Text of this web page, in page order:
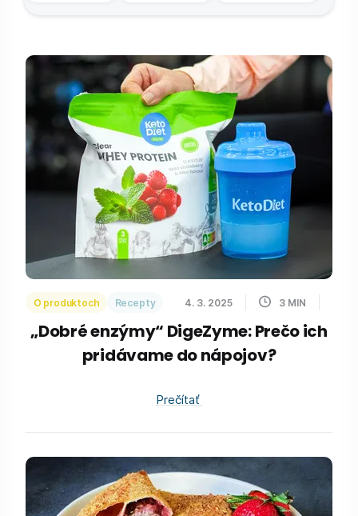
O produktoch Recepty 4. 3. 2025 3 MIN
„Dobré enzýmy“ DigeZyme: Prečo ich
pridávame do nápojov?
Prečítať